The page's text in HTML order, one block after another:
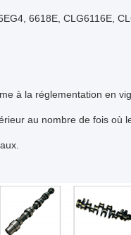
6618E, CLG6116E,
à la réglementation en
au nombre de fois où